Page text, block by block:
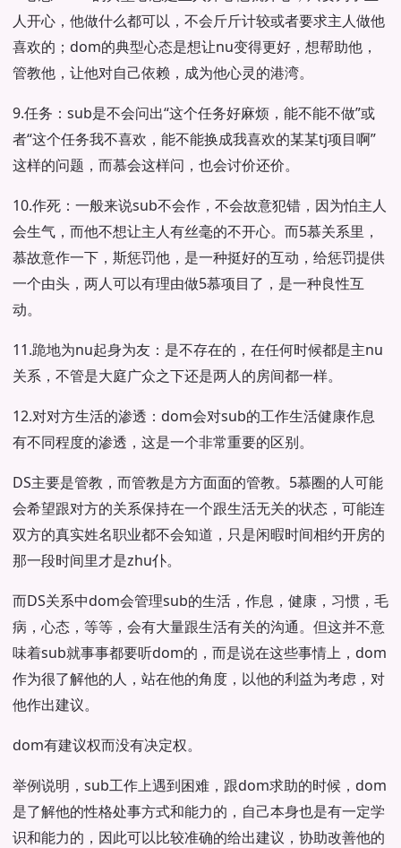
人开心，他做什么都可以，不会斤斤计较或者要求主人做他
喜欢的；dom的典型心态是想让nu变得更好，想帮助他，
管教他，让他对自己依赖，成为他心灵的港湾。
9.任务：sub是不会问出“这个任务好麻烦，能不能不做”或
者“这个任务我不喜欢，能不能换成我喜欢的某某tj项目啊”
这样的问题，而慕会这样问，也会讨价还价。
10.作死：一般来说sub不会作，不会故意犯错，因为怕主人
会生气，而他不想让主人有丝毫的不开心。而5慕关系里，
慕故意作一下，斯惩罚他，是一种挺好的互动，给惩罚提供
一个由头，两人可以有理由做5慕项目了，是一种良性互
动。
11.跪地为nu起身为友：是不存在的，在任何时候都是主nu
关系，不管是大庭广众之下还是两人的房间都一样。
12.对对方生活的渗透：dom会对sub的工作生活健康作息
有不同程度的渗透，这是一个非常重要的区别。
DS主要是管教，而管教是方方面面的管教。5慕圈的人可能
会希望跟对方的关系保持在一个跟生活无关的状态，可能连
双方的真实姓名职业都不会知道，只是闲暇时间相约开房的
那一段时间里才是zhu仆。
而DS关系中dom会管理sub的生活，作息，健康，习惯，毛
病，心态，等等，会有大量跟生活有关的沟通。但这并不意
味着sub就事事都要听dom的，而是说在这些事情上，dom
作为很了解他的人，站在他的角度，以他的利益为考虑，对
他作出建议。
dom有建议权而没有决定权。
举例说明，sub工作上遇到困难，跟dom求助的时候，dom
是了解他的性格处事方式和能力的，自己本身也是有一定学
识和能力的，因此可以比较准确的给出建议，协助改善他的